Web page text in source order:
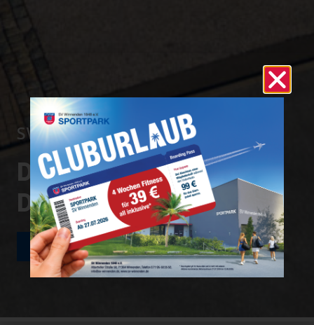
SV WINNENDEN 1848 E.V.
DEINE STADT.
DEIN VEREIN.
JETZT MITGLIED WERDEN